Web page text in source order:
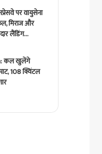
पर वायुसेना
मिराज और
लैंडिंग…
कल खुलेंगे
108 क्विंटल